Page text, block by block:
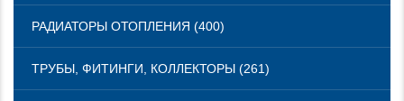
РАДИАТОРЫ ОТОПЛЕНИЯ (400)
ТРУБЫ, ФИТИНГИ, КОЛЛЕКТОРЫ (261)